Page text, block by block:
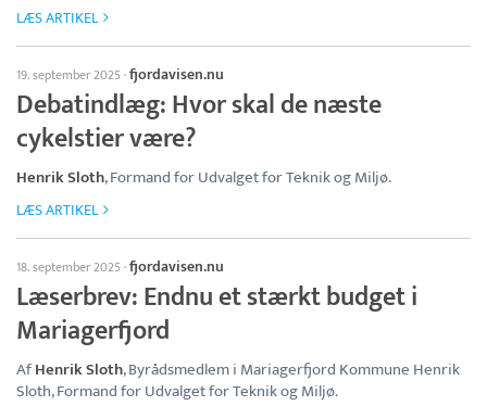
LÆS ARTIKEL
19. september 2025·fjordavisen.nu
Debatindlæg: Hvor skal de næste
cykelstier være?
Henrik Sloth, Formand for Udvalget for Teknik og Miljø.
LÆS ARTIKEL
18. september 2025·fjordavisen.nu
Læserbrev: Endnu et stærkt budget i
Mariagerfjord
AfHenrik Sloth, Byrådsmedlem i Mariagerfjord Kommune Henrik
Sloth, Formand for Udvalget for Teknik og Miljø.